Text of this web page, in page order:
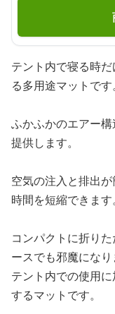
テント内で寝る時
る多用途マットです。
ふかふかのエアー
提供します。
空気の注入と排出
時間を短縮できます。
コンパクトに折り
ースでも邪魔になり
テント内での使用
するマットです。